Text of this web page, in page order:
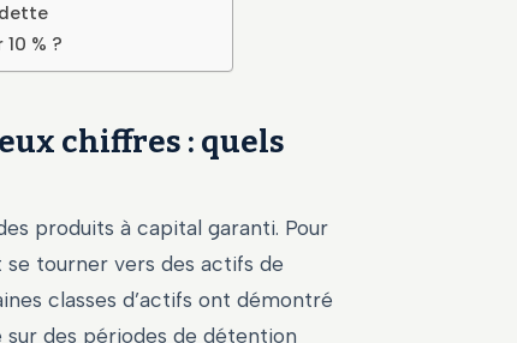
% ?
chiffres : quels
produits à capital garanti. Pour
tourner vers des actifs de
classes d’actifs ont démontré
des périodes de détention